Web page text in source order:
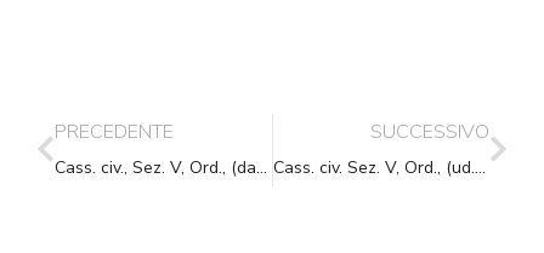
PRECEDENTE
Cass. civ., Sez. V, Ord., (data ud. 16/01/2020) 11/08/2020, n. 16909
SUCCESSIVO
Cass. civ. Sez. V, Ord., (ud. 27-02-2020) 19-08-2020, n. 17373